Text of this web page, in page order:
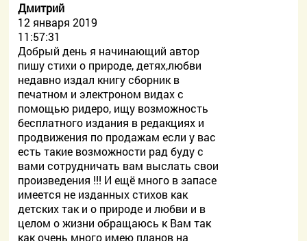
Дмитрий
12 января 2019
11:57:31
Добрый день я начинающий автор
пишу стихи о природе, детях,любви
недавно издал книгу сборник в
печатном и электроном видах с
помощью ридеро, ищу возможность
бесплатного издания в редакциях и
продвижения по продажам если у вас
есть такие возможности рад буду с
вами сотрудничать вам выслать свои
произведения !!! И ещё много в запасе
имеется не изданных стихов как
детских так и о природе и любви и в
целом о жизни обращаюсь к Вам так
как очень много имею планов на